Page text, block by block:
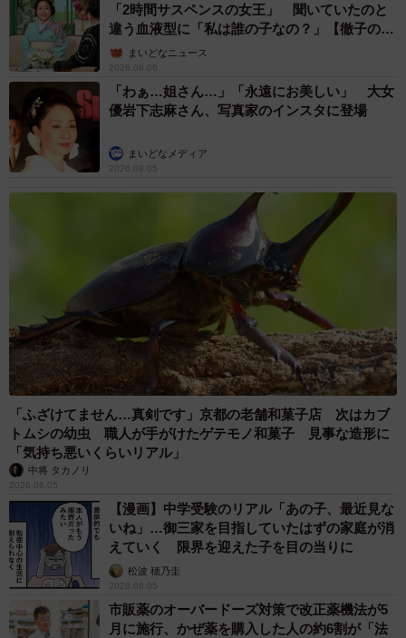
「2時間サスペンスの女王」 聞いていたのと
違う血液型に「私は誰の子なの？」【徹子の部
屋】まいどなニュース
2026.08.06
「わぁ…姐さん…」「永遠にお美しい」 大女
優岩下志麻さん、写真家のインスタに登場
まいどなメディア
2026.08.05
「ふざけてません…真剣です」京都の老舗和菓子店 次はカブ
トムシの幼虫 職人が手がけたゲテモノ和菓子 見事な造形に
「気持ち悪いくらいリアル」
中将 タカノリ
2026.08.05
【漫画】中学受験のリアル「あの子、最近見な
いね」…御三家を目指していたはずの家庭が消
えていく 限界を迎えた子を目の当りに
松波 穂乃圭
2026.08.05
市販薬のオーバードーズ対策で改正薬機法が5
月に施行、かぜ薬を購入した人の約6割が「法